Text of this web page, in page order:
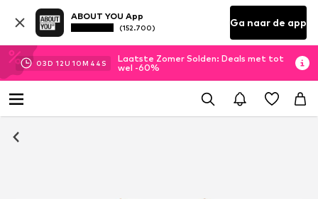
ABOUT YOU App
(152.700) Ga naar de app
03D 12U 10M 43 S
Laatste Zomer Solden: Deals met tot
wel -60%